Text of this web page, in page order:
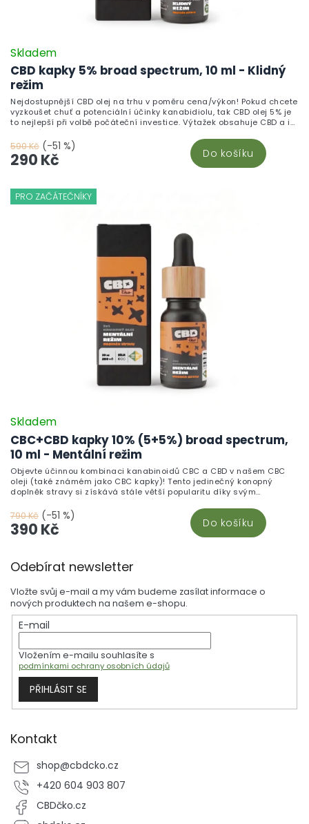
CBD kapky 5% broad spectrum, 10 ml - Klidný
režim
Skladem
590 Kč (-51 %)
290 Kč Do košíku
Nejdostupnější CBD olej na trhu v poměru cena/výkon! Pokud chcete
vyzkoušet chuť a potenciální účinky kanabidiolu, tak CBD olej 5% je
to nejlepší při volbě počáteční investice. Výtažek obsahuje CBD a i
ostatní kanabinoidy, flavonoidy a terpeny.
PRO ZAČÁTEČNÍKY
CBC+CBD kapky 10% (5+5%) broad spectrum,
10 ml - Mentální režim
Skladem
790 Kč (-51 %)
390 Kč Do košíku
Objevte účinnou kombinaci kanabinoidů CBC a CBD v našem CBC
oleji (také známém jako CBC kapky)! Tento jedinečný konopný
doplněk stravy si získává stále větší popularitu díky svým
neuroprotektivním a protizánětlivým vlastnostem. Každá kapka
obsahuje 2 mg CBC a 2 mg CBD. Jaké jsou výhody této synergické
kombinace CBC a CBD oleje?
Odebírat newsletter
Vložte svůj e-mail a my vám budeme zasílat informace o
nových produktech na našem e-shopu.
E-mail
Vložením e-mailu souhlasíte s
podmínkami ochrany osobních údajů
PŘIHLÁSIT SE
Kontakt
shop@cbdcko.cz
+420 604 903 807
CBDčko.cz